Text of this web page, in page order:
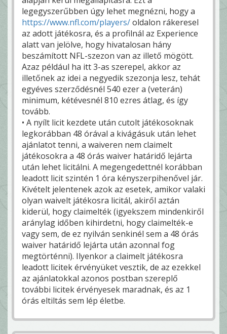
legegyszerűbben úgy lehet megnézni, hogy a
https://www.nfl.com/players/oldalon rákeresel
az adott játékosra, és a profilnál az Experience
alatt van jelölve, hogy hivatalosan hány
beszámított NFL-szezon van az illető mögött.
Azaz például ha itt 3-as szerepel, akkor az
illetőnek az idei a negyedik szezonja lesz, tehát
egyéves szerződésnél 540 ezer a (veterán)
minimum, kétévesnél 810 ezres átlag, és így
tovább.
• A nyílt licit kezdete után cutolt játékosoknak
legkorábban 48 órával a kivágásuk után lehet
ajánlatot tenni, a waiveren nem claimelt
játékosokra a 48 órás waiver határidő lejárta
után lehet licitálni. A megengedettnél korábban
leadott licit szintén 1 óra kényszerpihenővel jár.
Kivételt jelentenek azok az esetek, amikor valaki
olyan waivelt játékosra licitál, akiről aztán
kiderül, hogy claimelték (igyekszem mindenkiről
aránylag időben kihirdetni, hogy claimelték-e
vagy sem, de ez nyilván senkinél sem a 48 órás
waiver határidő lejárta után azonnal fog
megtörténni). Ilyenkor a claimelt játékosra
leadott licitek érvényüket vesztik, de az ezekkel
az ajánlatokkal azonos postban szereplő
további licitek érvényesek maradnak, és az 1
órás eltiltás sem lép életbe.